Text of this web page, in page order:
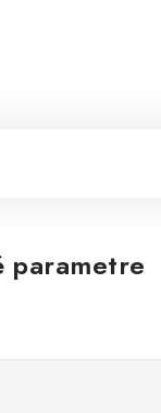
parametre